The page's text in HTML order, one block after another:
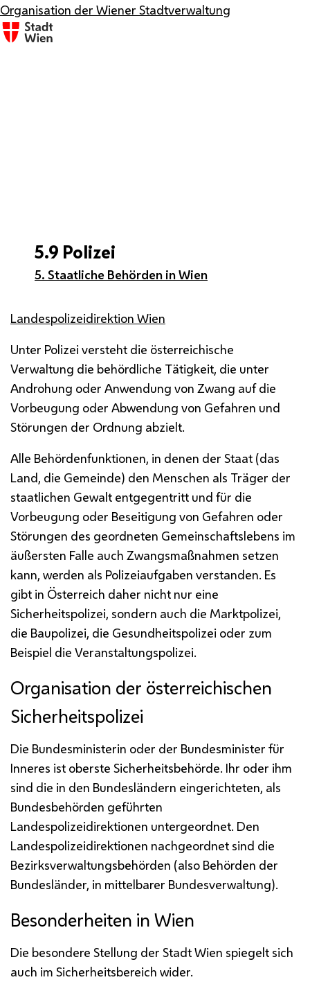
Organisation der Wiener Stadtverwaltung
5.9 Polizei
5. Staatliche Behörden in Wien
Landespolizeidirektion Wien
Unter Polizei versteht die österreichische
Verwaltung die behördliche Tätigkeit, die unter
Androhung oder Anwendung von Zwang auf die
Vorbeugung oder Abwendung von Gefahren und
Störungen der Ordnung abzielt.
Alle Behördenfunktionen, in denen der Staat (das
Land, die Gemeinde) den Menschen als Träger der
staatlichen Gewalt entgegentritt und für die
Vorbeugung oder Beseitigung von Gefahren oder
Störungen des geordneten Gemeinschaftslebens im
äußersten Falle auch Zwangsmaßnahmen setzen
kann, werden als Polizeiaufgaben verstanden. Es
gibt in Österreich daher nicht nur eine
Sicherheitspolizei, sondern auch die Marktpolizei,
die Baupolizei, die Gesundheitspolizei oder zum
Beispiel die Veranstaltungspolizei.
Organisation der österreichischen
Sicherheitspolizei
Die Bundesministerin oder der Bundesminister für
Inneres ist oberste Sicherheitsbehörde. Ihr oder ihm
sind die in den Bundesländern eingerichteten, als
Bundesbehörden geführten
Landespolizeidirektionen untergeordnet. Den
Landespolizeidirektionen nachgeordnet sind die
Bezirksverwaltungsbehörden (also Behörden der
Bundesländer, in mittelbarer Bundesverwaltung).
Besonderheiten in Wien
Die besondere Stellung der Stadt Wien spiegelt sich
auch im Sicherheitsbereich wider.